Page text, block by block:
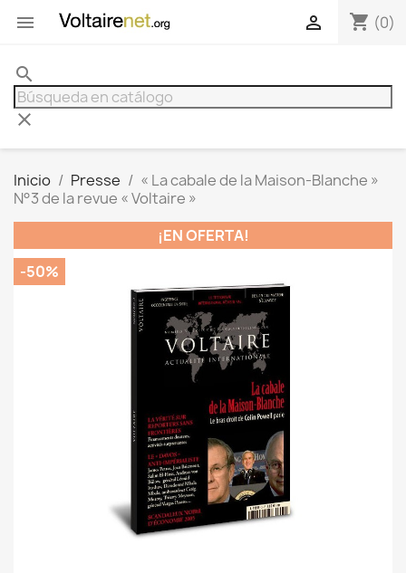
 shopping_cart (0)

search
clear
Inicio Presse
« La cabale de la Maison-Blanche »
N°3 de la revue « Voltaire »
¡EN OFERTA!
-50%